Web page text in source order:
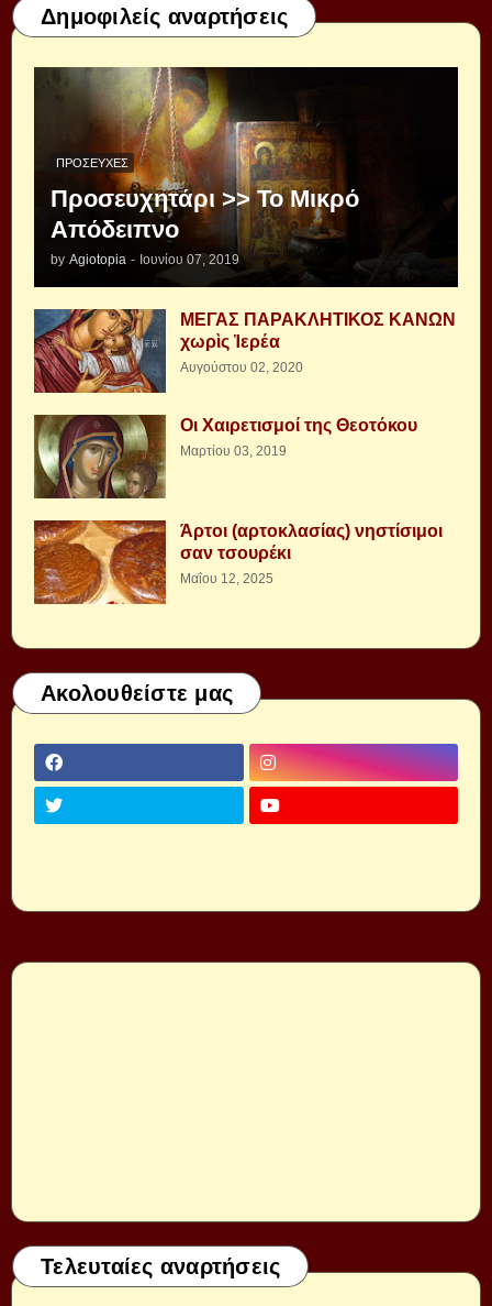
Δημοφιλείς αναρτήσεις
ΠΡΟΣΕΥΧΈΣ
Προσευχητάρι >> Το Μικρό
Απόδειπνο
by Agiotopia - Ιουνίου 07, 2019
ΜΕΓΑΣ ΠΑΡΑΚΛΗΤΙΚΟΣ ΚΑΝΩΝ
χωρὶς Ἱερέα
Αυγούστου 02, 2020
Οι Χαιρετισμοί της Θεοτόκου
Μαρτίου 03, 2019
Άρτοι (αρτοκλασίας) νηστίσιμοι
σαν τσουρέκι
Μαΐου 12, 2025
Ακολουθείστε μας
Τελευταίες αναρτήσεις